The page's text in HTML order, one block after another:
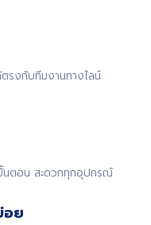
รงกับทีมงานทางไลน์
นตอน สะดวกทุกอุปกรณ์
อย